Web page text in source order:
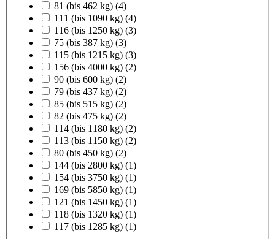
81 (bis 462 kg) (4)
111 (bis 1090 kg) (4)
116 (bis 1250 kg) (3)
75 (bis 387 kg) (3)
115 (bis 1215 kg) (3)
156 (bis 4000 kg) (2)
90 (bis 600 kg) (2)
79 (bis 437 kg) (2)
85 (bis 515 kg) (2)
82 (bis 475 kg) (2)
114 (bis 1180 kg) (2)
113 (bis 1150 kg) (2)
80 (bis 450 kg) (2)
144 (bis 2800 kg) (1)
154 (bis 3750 kg) (1)
169 (bis 5850 kg) (1)
121 (bis 1450 kg) (1)
118 (bis 1320 kg) (1)
117 (bis 1285 kg) (1)